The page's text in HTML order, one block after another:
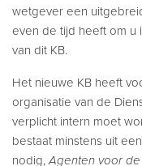
wetgever een
even de tijd heeft om u
van dit KB.
Het nieuwe KB heeft
organisatie van de
verplicht intern moet
bestaat minstens uit
nodig,Agenten voor